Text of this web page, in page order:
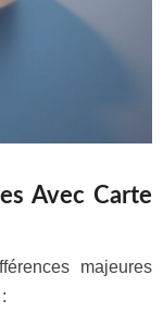
Avec Carte
majeures